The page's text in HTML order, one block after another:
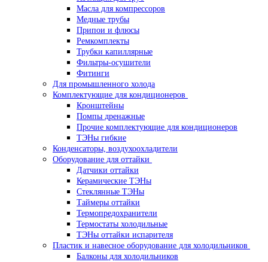
Масла для компрессоров
Медные трубы
Припои и флюсы
Ремкомплекты
Трубки капиллярные
Фильтры-осушители
Фитинги
Для промышленного холода
Комплектующие для кондиционеров
Кронштейны
Помпы дренажные
Прочие комплектующие для кондиционеров
ТЭНы гибкие
Конденсаторы, воздухоохладители
Оборудование для оттайки
Датчики оттайки
Керамические ТЭНы
Стеклянные ТЭНы
Таймеры оттайки
Термопредохранители
Термостаты холодильные
ТЭНы оттайки испарителя
Пластик и навесное оборудование для холодильников
Балконы для холодильников